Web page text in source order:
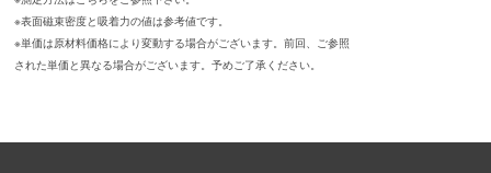
※表面磁束密度と吸着力の値は参考値です。
※単価は原材料価格により変動する場合がございます。前回、ご参照
された単価と異なる場合がございます。予めご了承ください。